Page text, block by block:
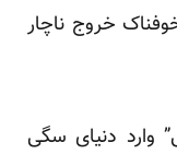
خروج ناچار
وارد دنیای سگی